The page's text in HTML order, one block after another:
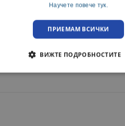
наличните цветове.
или офис на куриерска фирма с
освобождаване на пратката!
Научете повече тук.
ПРИЕМАМ ВСИЧКИ
ВИЖТЕ ПОДРОБНОСТИТЕ